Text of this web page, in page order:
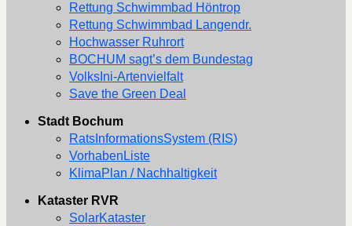
Rettung Schwimmbad Höntrop
Rettung Schwimmbad Langendr.
Hochwasser Ruhrort
BOCHUM sagt’s dem Bundestag
VolksIni-Artenvielfalt
Save the Green Deal
Stadt Bochum
RatsInformationsSystem (RIS)
VorhabenListe
KlimaPlan / Nachhaltigkeit
Kataster RVR
SolarKataster